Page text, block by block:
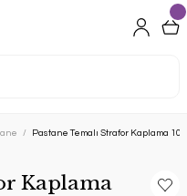
Pastane Temalı Strafor Kaplama
Kaplama